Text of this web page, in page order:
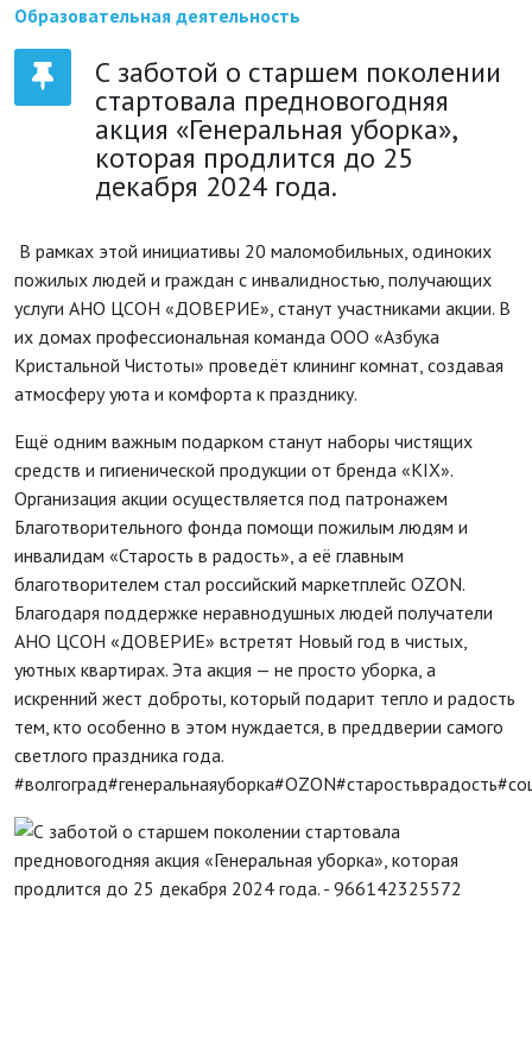
Образовательная деятельность
С заботой о старшем поколении
стартовала предновогодняя
акция «Генеральная уборка»,
которая продлится до 25
декабря 2024 года.
В рамках этой инициативы 20 маломобильных, одиноких
пожилых людей и граждан с инвалидностью, получающих
услуги АНО ЦСОН «ДОВЕРИЕ», станут участниками акции. В
их домах профессиональная команда ООО «Азбука
Кристальной Чистоты» проведёт клининг комнат, создавая
атмосферу уюта и комфорта к празднику.
Ещё одним важным подарком станут наборы чистящих
средств и гигиенической продукции от бренда «KIX».
Организация акции осуществляется под патронажем
Благотворительного фонда помощи пожилым людям и
инвалидам «Старость в радость», а её главным
благотворителем стал российский маркетплейс OZON.
Благодаря поддержке неравнодушных людей получатели
АНО ЦСОН «ДОВЕРИЕ» встретят Новый год в чистых,
уютных квартирах. Эта акция — не просто уборка, а
искренний жест доброты, который подарит тепло и радость
тем, кто особенно в этом нуждается, в преддверии самого
светлого праздника года.
#волгоград#генеральнаяуборка#OZON#старостьврадость